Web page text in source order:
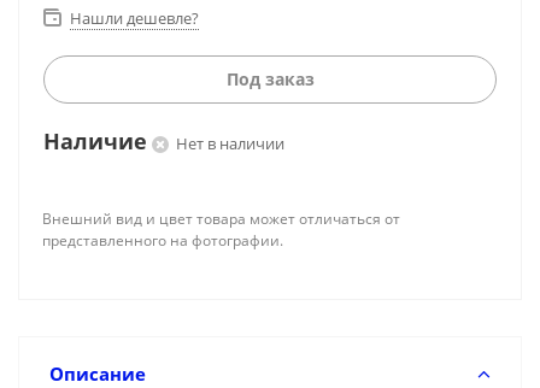
Нашли дешевле?
Под заказ
Наличие Нет в наличии
Внешний вид и цвет товара может отличаться от
представленного на фотографии.
Описание